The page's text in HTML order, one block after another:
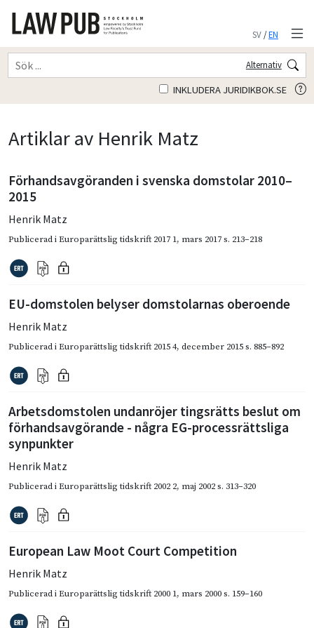
SV/EN
Alternativ
INKLUDERA JURIDIKBOK.SE
Artiklar av Henrik Matz
Förhandsavgöranden i svenska domstolar 2010–
2015
Henrik Matz
Publicerad iEuroparättslig tidskrift 2017 1, mars 2017s. 213–218
EU-domstolen belyser domstolarnas oberoende
Henrik Matz
Publicerad iEuroparättslig tidskrift 2015 4, december 2015s. 885–892
Arbetsdomstolen undanröjer tingsrätts beslut om
förhandsavgörande - några EG-processrättsliga
synpunkter
Henrik Matz
Publicerad iEuroparättslig tidskrift 2002 2, maj 2002s. 313–320
European Law Moot Court Competition
Henrik Matz
Publicerad iEuroparättslig tidskrift 2000 1, mars 2000s. 159–160